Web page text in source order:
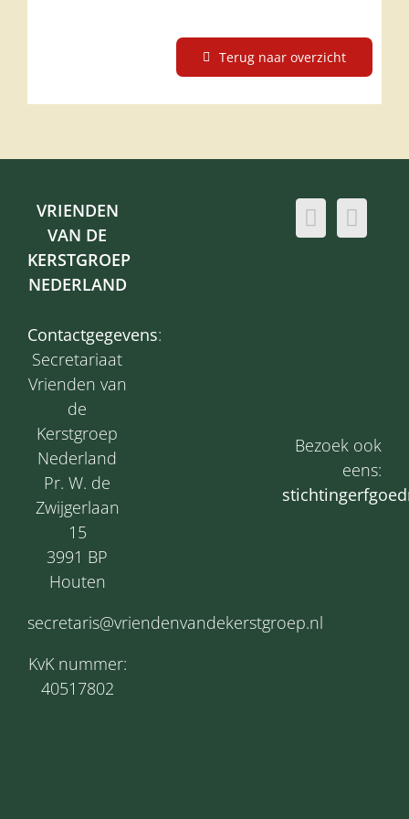
Terug naar overzicht
VRIENDEN
VAN DE
KERSTGROEP
NEDERLAND
Contactgegevens:
Secretariaat
Vrienden van
de
Kerstgroep
Nederland
Pr. W. de
Zwijgerlaan
15
3991 BP
Houten
secretaris@vriendenvandekerstgroep.nl
KvK nummer:
40517802
Bezoek ook
eens:
s